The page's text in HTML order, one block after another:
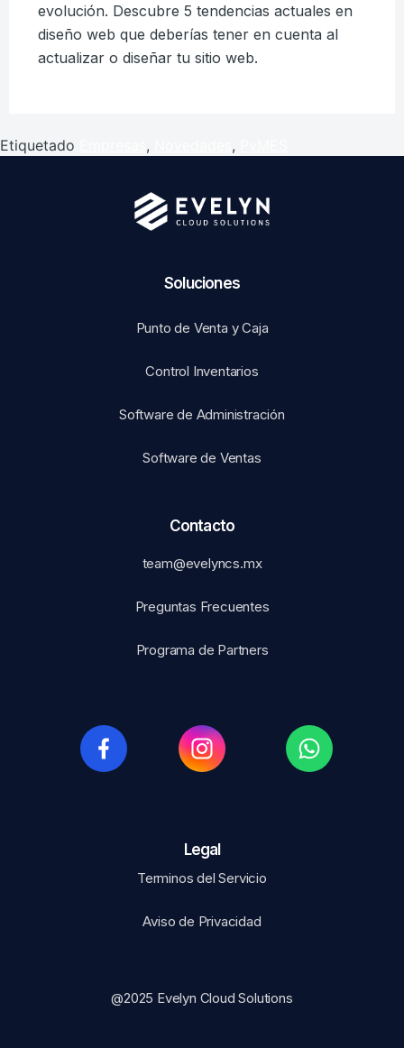
evolución. Descubre 5 tendencias actuales en
diseño web que deberías tener en cuenta al
actualizar o diseñar tu sitio web.
Etiquetado , ,
Soluciones​
Punto de Venta y Caja
Control Inventarios
Software de Administración
Software de Ventas
Contacto
team@evelyncs.mx
Preguntas Frecuentes
Programa de Partners
Legal​
Terminos del Servicio
Aviso de Privacidad
@2025 Evelyn Cloud Solutions